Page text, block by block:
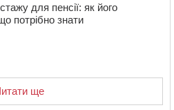
для пенсії: як його
потрібно знати
ще